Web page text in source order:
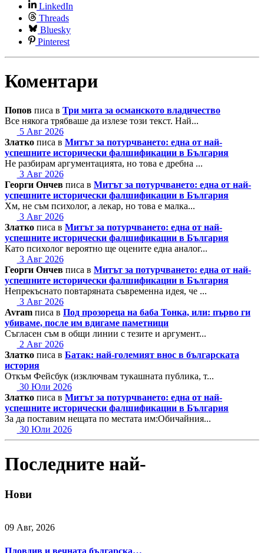
LinkedIn
Threads
Bluesky
Pinterest
Коментари
Попов писа в Три мита за османското владичество
Все някога трябваше да излезе този текст. Най...
5 Авг 2026
Златко писа в Митът за потурчването: една от най-
успешните исторически фалшификации в България
Не разбирам аргументацията, но това е дребна ...
3 Авг 2026
Георги Ончев писа в Митът за потурчването: една от най-
успешните исторически фалшификации в България
Хм, не съм психолог, а лекар, но това е малка...
3 Авг 2026
Златко писа в Митът за потурчването: една от най-
успешните исторически фалшификации в България
Като психолог вероятно ще оцените една аналог...
3 Авг 2026
Георги Ончев писа в Митът за потурчването: една от най-
успешните исторически фалшификации в България
Непрекъснато повтаряната съвременна идея, че ...
3 Авг 2026
Avram писа в Под прозореца на баба Тонка, или: първо ги
убиваме, после им вдигаме паметници
Съгласен съм в общи линии с тезите и аргумент...
2 Авг 2026
Златко писа в Батак: най-големият внос в българската
история
Откъм Фейсбук (изключвам тукашната публика, т...
30 Юли 2026
Златко писа в Митът за потурчването: една от най-
успешните исторически фалшификации в България
За да поставим нещата по местата им:Обичайния...
30 Юли 2026
Последните най-
Нови
09 Авг, 2026
Пловдив и вечната българска…